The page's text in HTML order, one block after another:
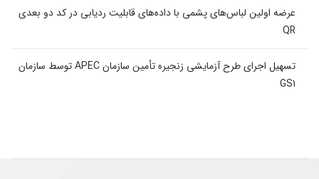
عرضه اولین لباس‌های پشمی با داده‌های قابلیت ردیابی در کد دو بعدی
QR
تسهیل اجرای طرح آزمایشی زنجیره تأمین سازمان APEC توسط سازمان
GS1